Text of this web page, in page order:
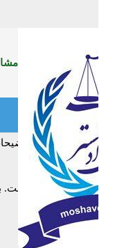
و
دعوا در جهت
ارائه می‌گردد.
شناخته‌شده است.